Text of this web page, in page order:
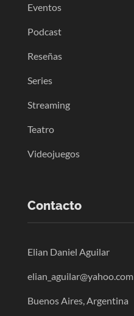
Eventos
Podcast
Reseñas
Series
Streaming
Teatro
Videojuegos
Contacto
Elian Daniel Aguilar
elian_aguilar@yahoo.com
Buenos Aires, Argentina